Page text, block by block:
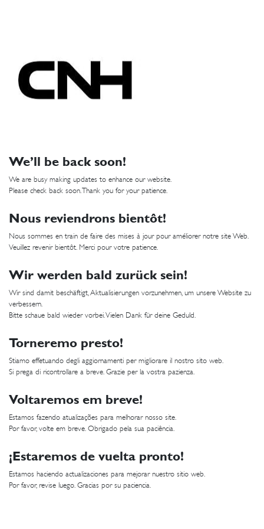
We’ll be back soon!
We are busy making updates to enhance our website.
Please check back soon. Thank you for your patience.
Nous reviendrons bientôt!
Nous sommes en train de faire des mises à jour pour améliorer notre site Web.
Veuillez revenir bientôt. Merci pour votre patience.
Wir werden bald zurück sein!
Wir sind damit beschäftigt, Aktualisierungen vorzunehmen, um unsere Website zu
verbessern.
Bitte schaue bald wieder vorbei. Vielen Dank für deine Geduld.
Torneremo presto!
Stiamo effetuando degli aggiornamenti per migliorare il nostro sito web.
Si prega di ricontrollare a breve. Grazie per la vostra pazienza.
Voltaremos em breve!
Estamos fazendo atualizações para melhorar nosso site.
Por favor, volte em breve. Obrigado pela sua paciência.
¡Estaremos de vuelta pronto!
Estamos haciendo actualizaciones para mejorar nuestro sitio web.
Por favor, revise luego. Gracias por su paciencia.